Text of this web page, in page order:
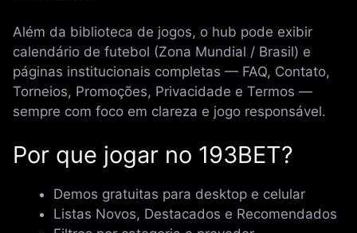
Além da biblioteca de jogos, o hub pode exibir
calendário de futebol (Zona Mundial / Brasil) e
páginas institucionais completas — FAQ, Contato,
Torneios, Promoções, Privacidade e Termos —
sempre com foco em clareza e jogo responsável.
Por que jogar no 193BET?
Demos gratuitas para desktop e celular
Listas Novos, Destacados e Recomendados